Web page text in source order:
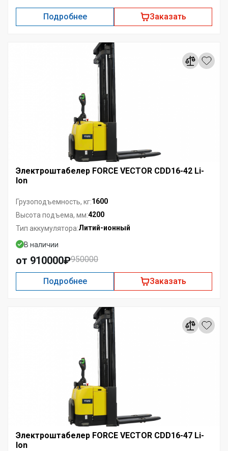
Подробнее Заказать
Электроштабелер FORCE VECTOR CDD16-42 Li-
Ion
Грузоподъемность, кг:1600
Высота подъема, мм:4200
Тип аккумулятора:Литий-ионный
В наличии
от 910000₽950000
Подробнее Заказать
Электроштабелер FORCE VECTOR CDD16-47 Li-
Ion